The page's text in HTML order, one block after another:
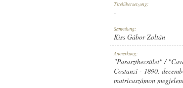
58984
Titelübersetzung:
-
Sammlung:
Kiss Gábor Zoltán
Anmerkung:
"Parasztbecsület" /
Costanzi - 1890.
matricaszámon